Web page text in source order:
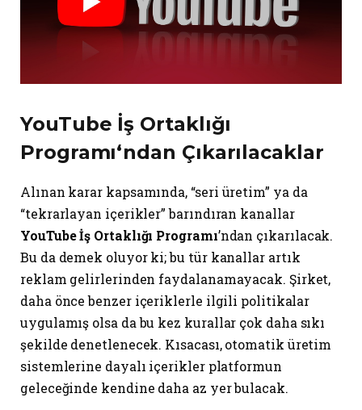
YouTube İş Ortaklığı
Programı‘ndan Çıkarılacaklar
Alınan karar kapsamında, “seri üretim” ya da
“tekrarlayan içerikler” barındıran kanallar
YouTube İş Ortaklığı Programı’ndan çıkarılacak.
Bu da demek oluyor ki; bu tür kanallar artık
reklam gelirlerinden faydalanamayacak. Şirket,
daha önce benzer içeriklerle ilgili politikalar
uygulamış olsa da bu kez kurallar çok daha sıkı
şekilde denetlenecek. Kısacası, otomatik üretim
sistemlerine dayalı içerikler platformun
geleceğinde kendine daha az yer bulacak.